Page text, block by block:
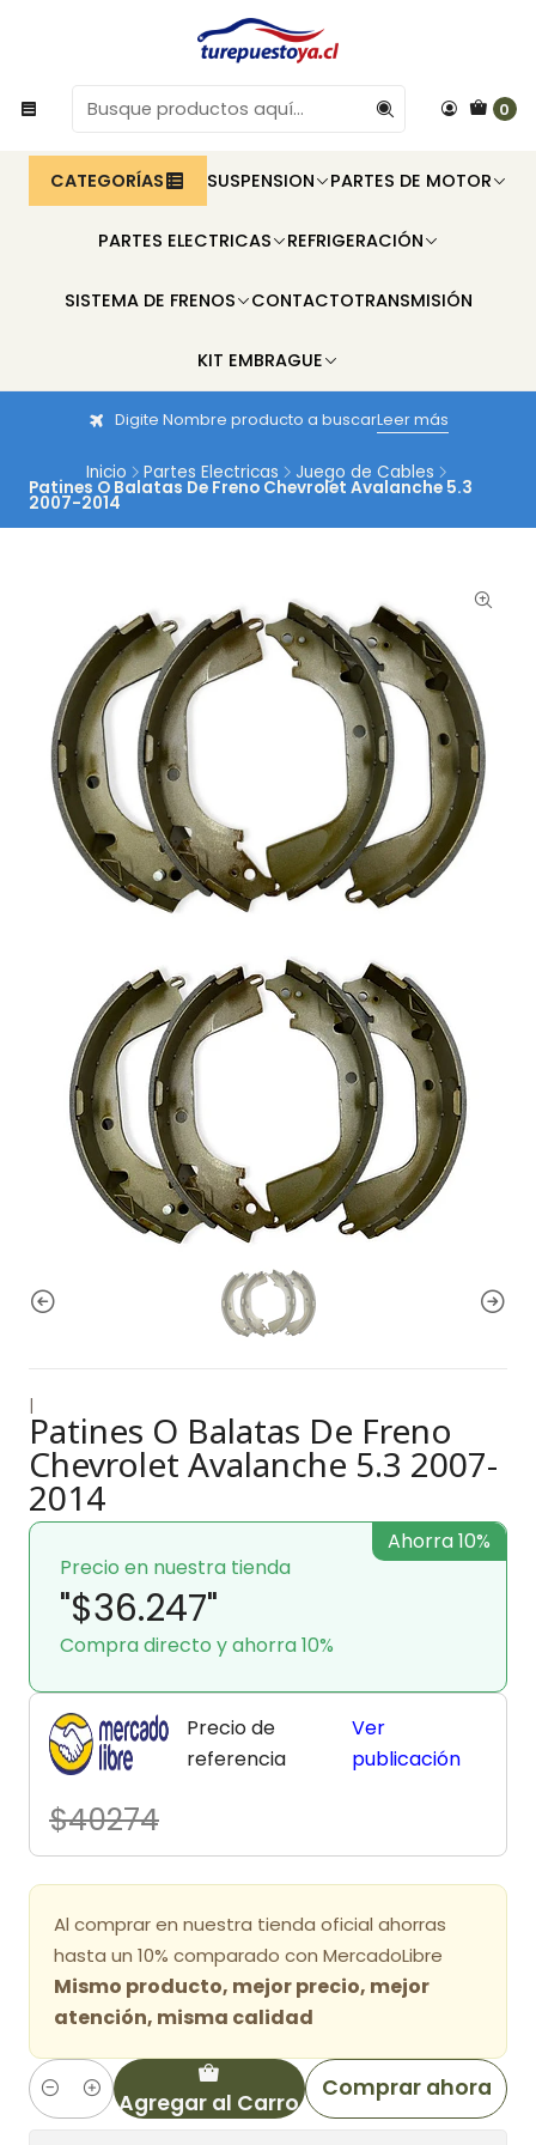
0
CATEGORÍAS SUSPENSION PARTES DE MOTOR
PARTES ELECTRICAS REFRIGERACIÓN
SISTEMA DE FRENOS CONTACTOTRANSMISIÓN
KIT EMBRAGUE
Digite Nombre producto a buscarLeer más
Inicio Partes Electricas Juego de Cables
Patines O Balatas De Freno Chevrolet Avalanche 5.3
2007-2014
|
Patines O Balatas De Freno
Chevrolet Avalanche 5.3 2007-
2014
Precio en nuestra tienda
"$36.247"
Compra directo y ahorra 10%
Ahorra 10%
Precio de
referencia
$40274
Ver
publicación
Al comprar en nuestra tienda oficial ahorras
hasta un 10% comparado con MercadoLibre
Mismo producto, mejor precio, mejor
atención, misma calidad
Cantidad Agregar al Carro
Comprar ahora